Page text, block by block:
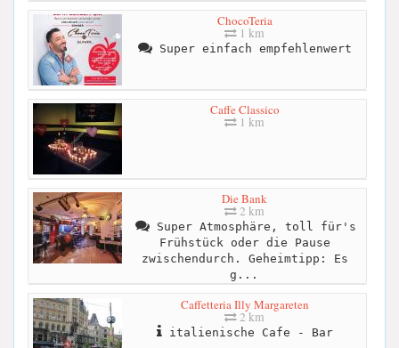
ChocoTeria
1 km
Super einfach empfehlenwert
Caffe Classico
1 km
Die Bank
2 km
Super Atmosphäre, toll für's
Frühstück oder die Pause
zwischendurch. Geheimtipp: Es
g...
Caffetteria Illy Margareten
2 km
italienische Cafe - Bar